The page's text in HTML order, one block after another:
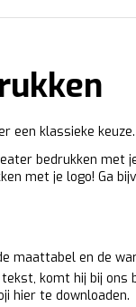
een klassieke keuze.
bedrukken
met je logo! Ga
maattabel en de
komt hij bij ons
hier te downloaden.